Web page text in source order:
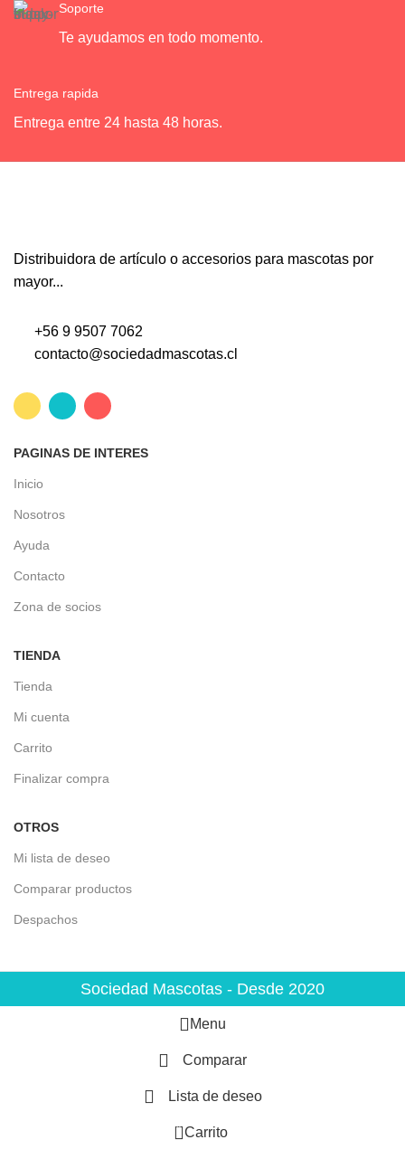
Soporte
Te ayudamos en todo momento.
Entrega rapida
Entrega entre 24 hasta 48 horas.
Distribuidora de artículo o accesorios para mascotas por
mayor...
+56 9 9507 7062
contacto@sociedadmascotas.cl
PAGINAS DE INTERES
Inicio
Nosotros
Ayuda
Contacto
Zona de socios
TIENDA
Tienda
Mi cuenta
Carrito
Finalizar compra
OTROS
Mi lista de deseo
Comparar productos
Despachos
Sociedad Mascotas - Desde 2020
Menu
Comparar
Lista de deseo
0 Carrito